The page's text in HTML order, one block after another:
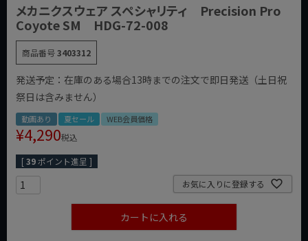
メカニクスウェア スペシャリティ Precision Pro
Coyote SM HDG-72-008
商品番号3403312
発送予定：在庫のある場合13時までの注文で即日発送（土日祝
祭日は含みません）
動画あり 夏セール WEB会員価格
¥4,290税込
[39ポイント進呈 ]
お気に入りに登録する
カートに入れる